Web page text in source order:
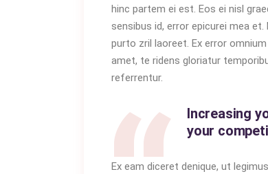
hinc partem ei est. Eos ei nisl
sensibus id, error epicurei mea
purto zril laoreet. Ex error
amet, te ridens gloriatur
referrentur.
Increasing
your
Ex eam diceret denique, ut